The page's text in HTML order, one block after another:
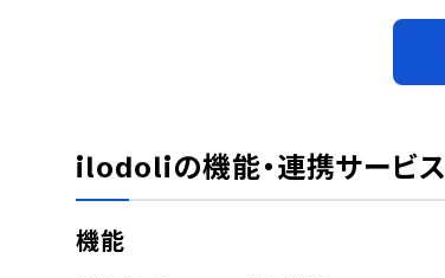
ilodoliの機能・連携サービス
機能